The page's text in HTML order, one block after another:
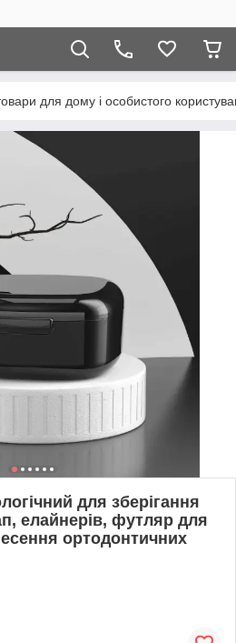
для дому і особистого
для зберігання
елайнерів, футляр для
ортодонтичних